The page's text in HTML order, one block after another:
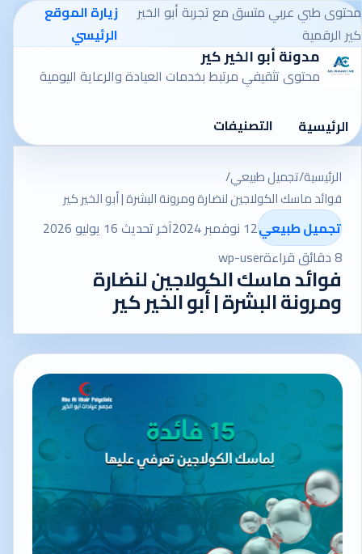
محتوى طبي عربي متسق مع تجربة أبو الخير
كير الرقمية
زيارة الموقع
الرئيسي
مدونة أبو الخير كير
محتوى تثقيفي مرتبط بخدمات العيادة والرعاية اليومية
الرئيسية التصنيفات
الرئيسية/تجميل طبيعي/
فوائد ماسك الكولاجين لنضارة ومرونة البشرة | أبو الخير كير
تجميل طبيعي12 نوفمبر 2024
آخر تحديث 16 يوليو 2026
8 دقائق قراءة
wp-user
فوائد ماسك الكولاجين لنضارة
ومرونة البشرة | أبو الخير كير